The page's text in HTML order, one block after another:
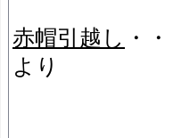
赤帽引越し ・
より